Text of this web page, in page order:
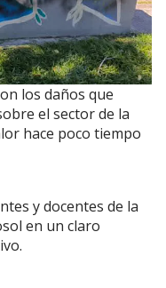
los daños que
el sector de la
hace poco tiempo
y docentes de la
en un claro